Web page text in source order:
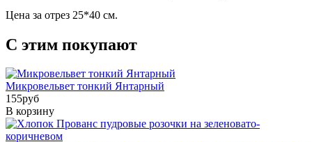
Цена за отрез 25*40 см.
С этим покупают
Микровельвет тонкий Янтарный
155pуб
В корзину